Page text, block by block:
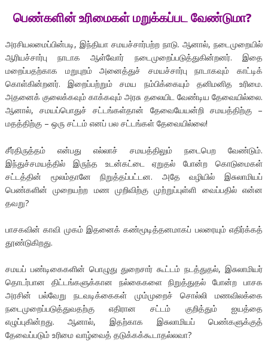
பெண்களின் உரிமைகள் மறுக்கப்பட வேண்டுமா?
அரசியலமைப்பின்படி, இந்தியா சமயச்சார்பற்ற நாடு. ஆனால், நடைமுறையில்
ஆரியச்சார்பு நாடாக ஆள்வோர் நடைமுறைப்படுத்துகின்றனர். இதை
மறைப்பதற்காக மறுபுறம் அனைத்துச் சமயச்சார்பு நாடாகவும் காட்டிக்
கொள்கின்றனர். இறைப்பற்றும் சமய நம்பிக்கையும் தனிமனித உரிமை.
அதனைக் குலைக்கவும் காக்கவும் அரசு தலையிட வேண்டிய தேவையில்லை.
ஆனால், சமயப்பொதுச் சட்டங்கள்தான் தேவையேயன்றி சமயத்திற்கு –
மதத்திற்கு – ஒரு சட்டம் எனப் பல சட்டங்கள் தேவையில்லை!
சீர்திருத்தம் என்பது எல்லாச் சமயத்திலும் நடைபெற வேண்டும்.
இந்துச்சமயத்தில் இருந்த உடன்கட்டை ஏறுதல் போன்ற கொடுமைகள்
சட்டத்தின் மூலம்தானே நிறுத்தப்பட்டன. அதே வழியில் இசுலாமியப்
பெண்களின் முறையற்ற மண முறிவிற்கு முற்றுப்புள்ளி வைப்பதில் என்ன
தவறு?
பாசகவின் காவி முகம் இதனைக் கண்மூடித்தனமாகப் பலரையும் எதிர்க்கத்
தூண்டுகிறது.
சமயப் பண்டிகைகளின் பொழுது துறைசார் கூட்டம் நடத்துதல், இசுலாமியர்
தொடர்பான திட்டங்களுக்கான நல்கைகளை நிறுத்துதல் போன்ற பாசக
அரசின் பல்வேறு நடவடிக்கைகள் மும்முறைச் சொல்லி மணவிலக்கை
நடைமுறைப்படுத்துவதற்கு எதிரான சட்டம் குறித்தும் ஐயத்தை
எழுப்புகின்றது. ஆனால், இதற்காக இசுலாமியப் பெண்களுக்குத்
தேவைப்படும் உரிமை வாழ்வைத் தடுக்கக்கூடாதல்லவா?